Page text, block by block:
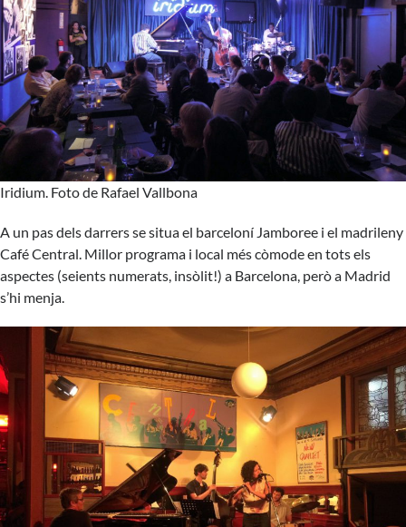
Iridium. Foto de Rafael Vallbona
A un pas dels darrers se situa el barceloní Jamboree i el madrileny
Café Central. Millor programa i local més còmode en tots els
aspectes (seients numerats, insòlit!) a Barcelona, però a Madrid
s’hi menja.